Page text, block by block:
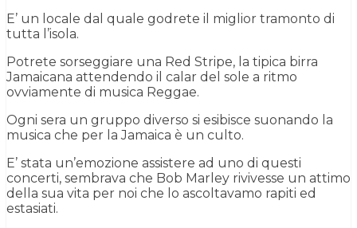
E’ un locale dal quale godrete il miglior tramonto di
tutta l’isola.
Potrete sorseggiare una Red Stripe, la tipica birra
Jamaicana attendendo il calar del sole a ritmo
ovviamente di musica Reggae.
Ogni sera un gruppo diverso si esibisce suonando la
musica che per la Jamaica è un culto.
E’ stata un’emozione assistere ad uno di questi
concerti, sembrava che Bob Marley rivivesse un attimo
della sua vita per noi che lo ascoltavamo rapiti ed
estasiati.